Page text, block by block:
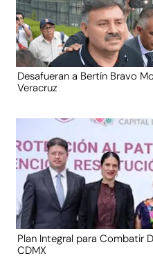
Desafueran a Bertín Bravo
Veracruz
Plan Integral para Combatir
CDMX